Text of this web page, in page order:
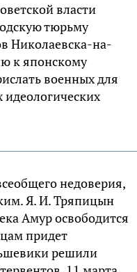
власти
тюрьму
Николаевска-на-
к японскому
военных для
идеологических
недоверия,
Я. И. Тряпицын
Амур освободится
придет
решили